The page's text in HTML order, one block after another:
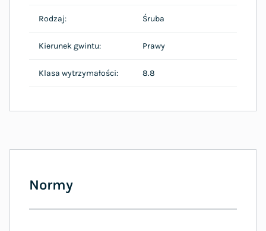
Rodzaj: Śruba
Kierunek gwintu: Prawy
Klasa wytrzymałości: 8.8
Normy